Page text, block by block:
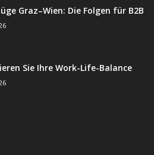
Graz–Wien: Die Folgen für B2B
Sie Ihre Work-Life-Balance